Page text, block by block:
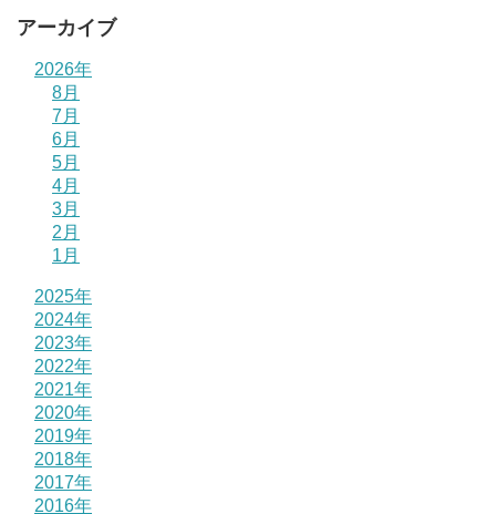
アーカイブ
2026年
8月
7月
6月
5月
4月
3月
2月
1月
2025年
2024年
2023年
2022年
2021年
2020年
2019年
2018年
2017年
2016年